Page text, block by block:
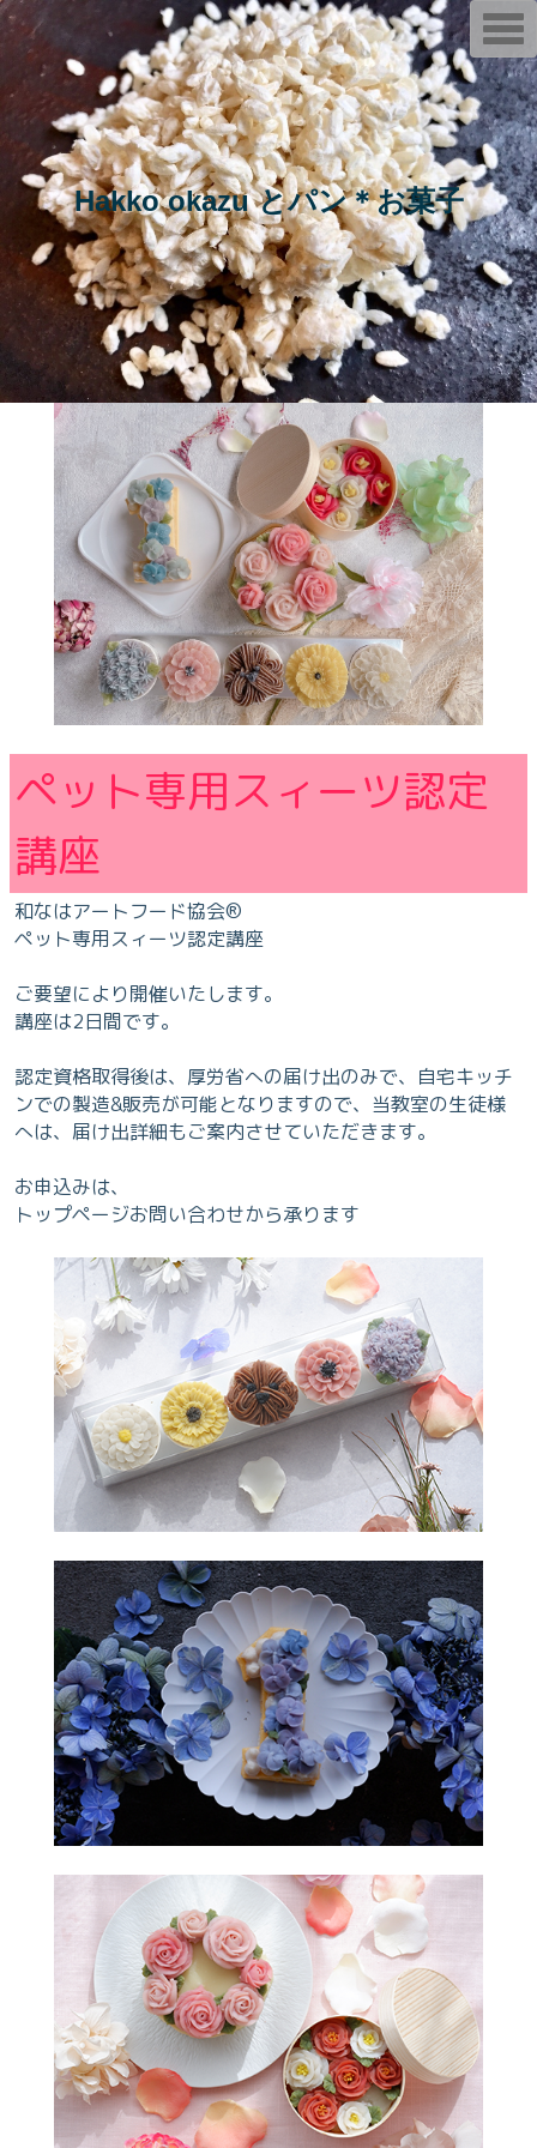
Hakko okazu とパン＊お菓子
ペット専用スィーツ認定
講座
和なはアートフード協会®️
ペット専用スィーツ認定講座
ご要望により開催いたします。
講座は2日間です。
認定資格取得後は、厚労省への届け出のみで、自宅キッチ
ンでの製造&販売が可能となりますので、当教室の生徒様
へは、届け出詳細もご案内させていただきます。
お申込みは、
トップページお問い合わせから承ります
T
o
g
g
l
e
n
a
v
i
g
a
t
i
o
n